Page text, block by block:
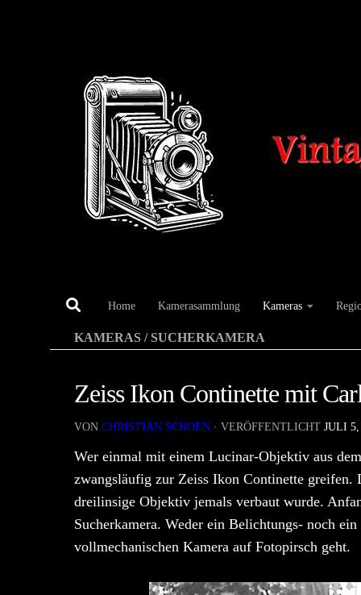
Home Kamerasammlung Kameras
KAMERAS / SUCHERKAMERA
Zeiss Ikon Continette mit
VON CHRISTIAN SCHOEN · VERÖFFENTLICHT JULI 5,
Wer einmal mit einem Lucinar-Objektiv aus
zwangsläufig zur Zeiss Ikon Continette greifen.
dreilinsige Objektiv jemals verbaut wurde.
Sucherkamera. Weder ein Belichtungs- noch
vollmechanischen Kamera auf Fotopirsch geht.